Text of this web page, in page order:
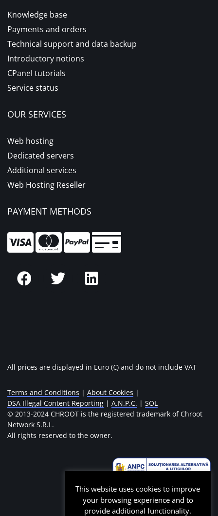
Knowledge base
Payments and orders
Technical support and data backup
Introductory notions
CPanel tutorials
Service status
OUR SERVICES
Web hosting
Dedicated servers
Additional services
Web Hosting Reseller
PAYMENT METHODS
All prices are displayed in Euro (€) and do not include VAT
Terms and Conditions | About Cookies |
DSA Illegal Content Reporting | A.N.P.C. | SOL
© 2013-2024 CHROOT is the registered trademark of Chroot
Network S.R.L.
All rights reserved to the owner.
This website uses cookies to improve
your browsing experience and to
provide additional functionality.